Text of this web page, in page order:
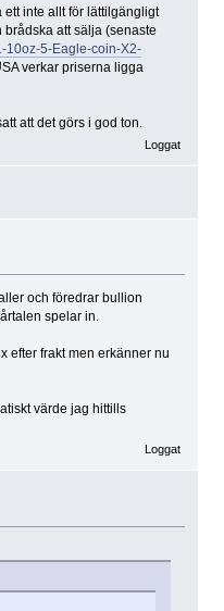
inte allt för lättilgängligt
att sälja (senaste
10oz-5-Eagle-coin-X2-
verkar priserna ligga
att det görs i god ton.
Loggat
och föredrar bullion
spelar in.
efter frakt men erkänner nu
värde jag hittills
Loggat